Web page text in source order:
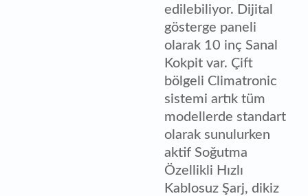
edilebiliyor. Dijital
gösterge paneli
olarak 10 inç Sanal
Kokpit var. Çift
bölgeli Climatronic
sistemi artık tüm
modellerde standart
olarak sunulurken
aktif Soğutma
Özellikli Hızlı
Kablosuz Şarj, dikiz